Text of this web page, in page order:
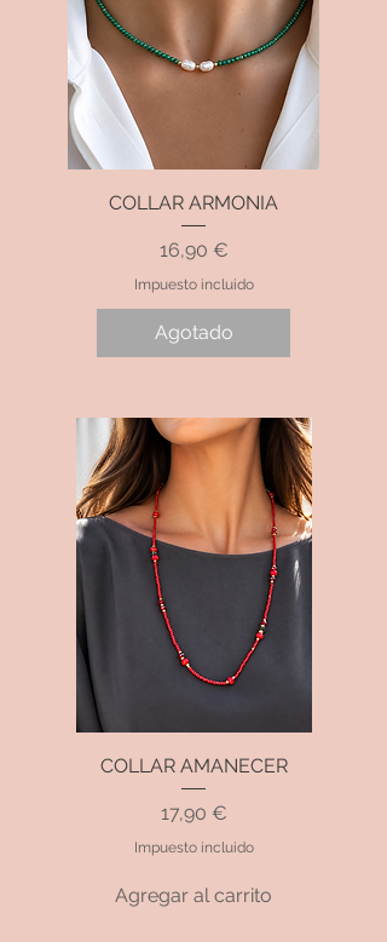
COLLAR ARMONIA
Precio
16,90 €
Impuesto incluido
Agotado
COLLAR AMANECER
Precio
17,90 €
Impuesto incluido
Agregar al carrito